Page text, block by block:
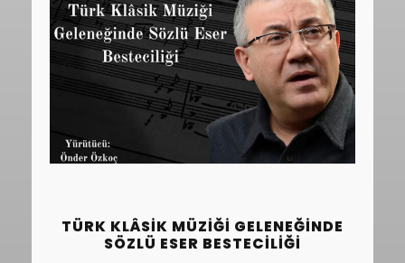
TÜRK KLÂSIK MÜZIĞI GELENEĞINDE
SÖZLÜ ESER BESTECILIĞI